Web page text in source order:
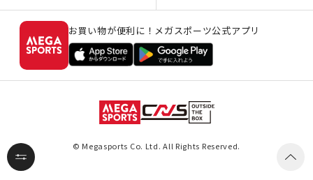
お買い物が便利に！メガスポーツ公式アプリ
© Megasports Co. Ltd. All Rights Reserved.